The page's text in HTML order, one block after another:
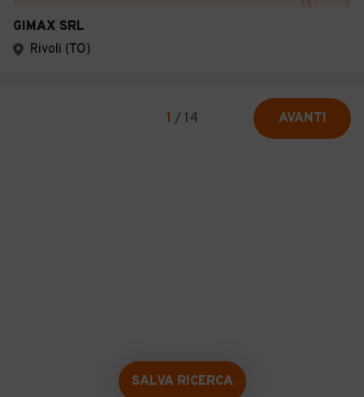
GIMAX SRL
Rivoli (TO)
1 / 14 AVANTI
SALVA RICERCA